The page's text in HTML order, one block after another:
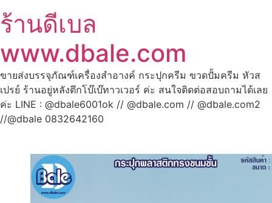
ร้านดีเบล
www.dbale.com
ขายส่งบรรจุภัณฑ์เครื่องสำอางค์ กระปุกครีม ขวดปั้มครีม หัวส
เปรย์ ร้านอยู่หลังตึกโบ๊เบ๊ทาวเวอร์ ค่ะ สนใจติดต่อสอบถามได้เลย
ค่ะ LINE : @dbale6001ok // @dbale.com // @dbale.com2
//@dbale 0832642160